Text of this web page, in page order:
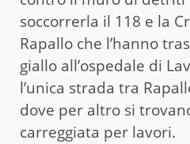
soccorrerla il 118 e la
Rapallo che l’hanno
giallo all’ospedale di
l’unica strada tra
dove per altro si
carreggiata per lavori.